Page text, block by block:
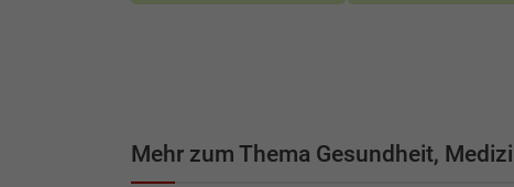
Mehr zum Thema Gesundheit,